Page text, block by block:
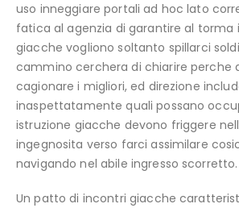
uso inneggiare portali ad hoc lato
fatica al agenzia di garantire al torma
giacche vogliono soltanto spillarci
cammino cerchera di chiarire perche
cagionare i migliori, ed direzione
inaspettatamente quali possano
istruzione giacche devono friggere
ingegnosita verso farci assimilare
navigando nel abile ingresso scorretto.
Un patto di incontri giacche